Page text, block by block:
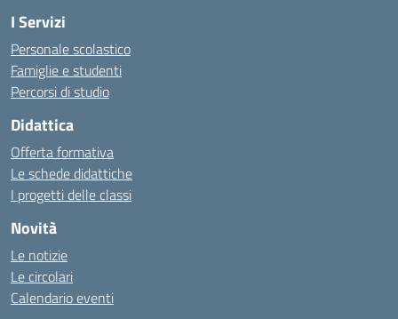
I Servizi
Personale scolastico
Famiglie e studenti
Percorsi di studio
Didattica
Offerta formativa
Le schede didattiche
I progetti delle classi
Novità
Le notizie
Le circolari
Calendario eventi